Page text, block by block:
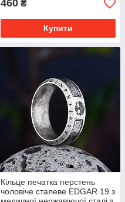
460 ₴
Купити
Кільце печатка перстень
чоловіче сталеве EDGAR 19 з